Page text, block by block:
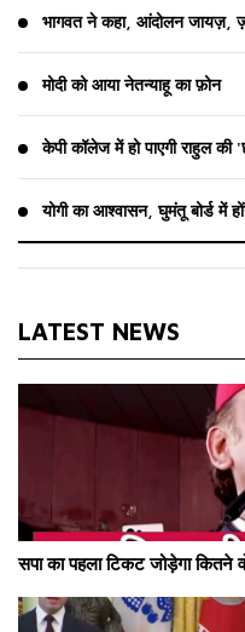
भागवत ने कहा, आंदोलन जायज़,
मोदी को आया नेतन्याहू का फ़ोन
केपी कॉलेज में हो पाएगी राहुल की
योगी का आश्वासन, घुमंतू बोर्ड में
LATEST NEWS
सपा का पहला टिकट जोड़ेगा कितने